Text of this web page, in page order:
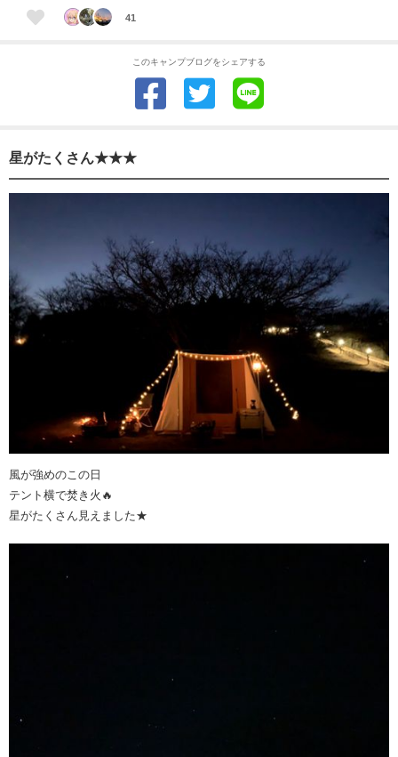
41
このキャンプブログをシェアする
星がたくさん★★★
風が強めのこの日
テント横で焚き火🔥
星がたくさん見えました★